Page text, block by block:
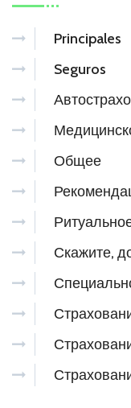
Principales
Seguros
Общее
Скажите,